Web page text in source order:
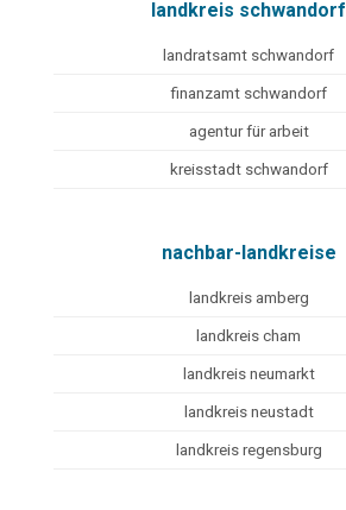
landkreis schwandorf
landratsamt schwandorf
finanzamt schwandorf
agentur für arbeit
kreisstadt schwandorf
nachbar-landkreise
landkreis amberg
landkreis cham
landkreis neumarkt
landkreis neustadt
landkreis regensburg